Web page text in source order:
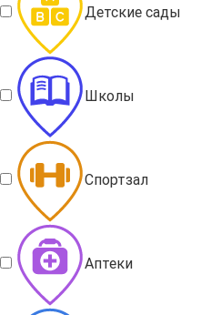
Детские сады
Школы
Спортзал
Аптеки